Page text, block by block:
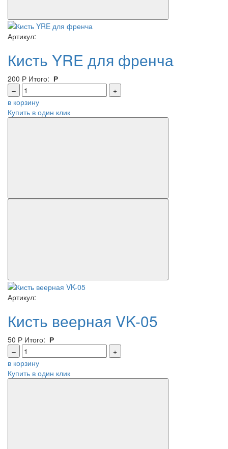
Артикул:
Кисть YRE для френча
200 Р Итого: Р
–
+
в корзину
Купить в один клик
Артикул:
Кисть веерная VK-05
50 Р Итого: Р
–
+
в корзину
Купить в один клик